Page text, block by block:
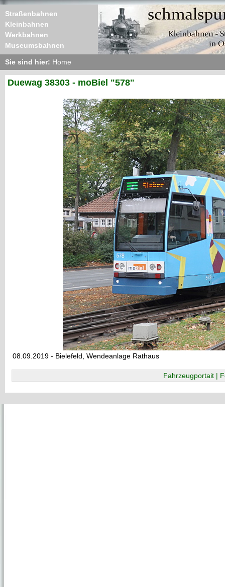
Straßenbahnen
Kleinbahnen
Werkbahnen
Museumsbahnen
Sie sind hier: Home
Duewag 38303 - moBiel "578"
08.09.2019 - Bielefeld, Wendeanlage Rathaus
Fahrzeugportait |